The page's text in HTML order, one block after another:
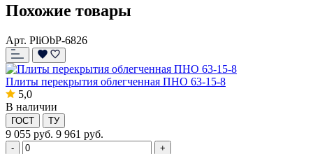
Похожие товары
Арт. PliObP-6826
Плиты перекрытия облегченная ПНО 63-15-8
5,0
В наличии
ГОСТ ТУ
9 055 руб. 9 961 руб.
-
+